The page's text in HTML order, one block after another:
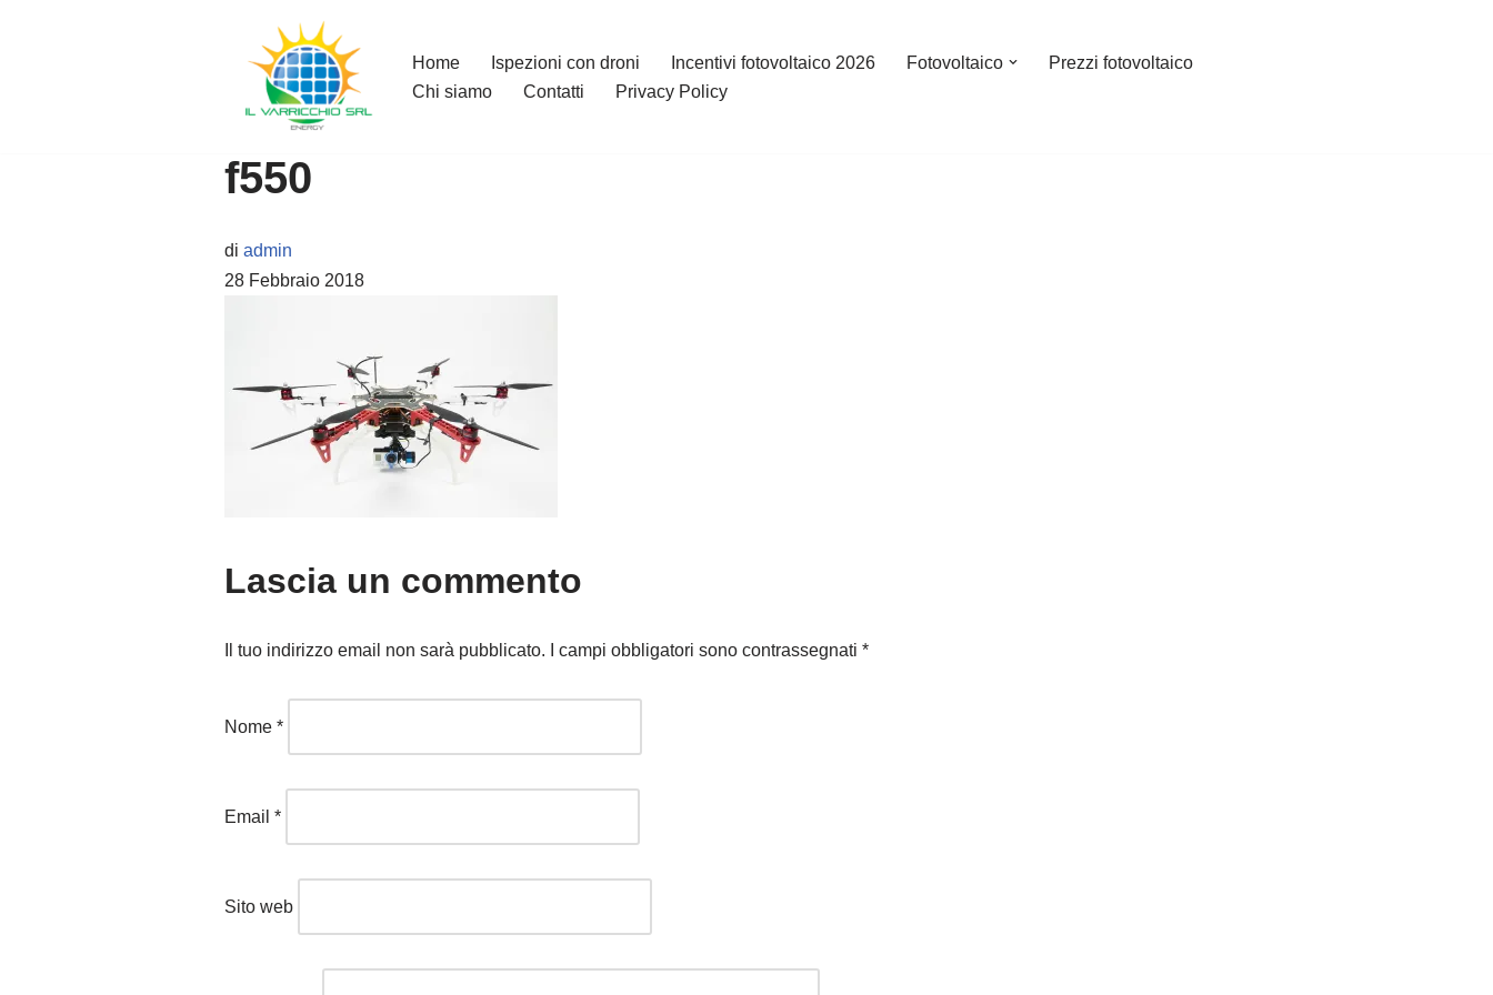
Home Ispezioni con droni Incentivi fotovoltaico 2026 Fotovoltaico
Prezzi fotovoltaico
Chi siamo
Contatti Privacy Policy
f550
di admin
28 Febbraio 2018
Lascia un commento
Il tuo indirizzo email non sarà pubblicato. I campi obbligatori sono contrassegnati *
Nome *
Email *
Sito web